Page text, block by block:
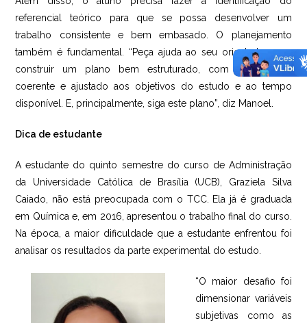
referencial teórico para que se possa desenvolver um
trabalho consistente e bem embasado. O planejamento
também é fundamental. “Peça ajuda ao seu orientador para
construir um plano bem estruturado, com cronograma
coerente e ajustado aos objetivos do estudo e ao tempo
disponível. E, principalmente, siga este plano”, diz Manoel.
Dica de estudante
A estudante do quinto semestre do curso de Administração
da Universidade Católica de Brasília (UCB), Graziela Silva
Caiado, não está preocupada com o TCC. Ela já é graduada
em Química e, em 2016, apresentou o trabalho final do curso.
Na época, a maior dificuldade que a estudante enfrentou foi
analisar os resultados da parte experimental do estudo.
“O maior desafio foi
dimensionar variáveis
subjetivas como as